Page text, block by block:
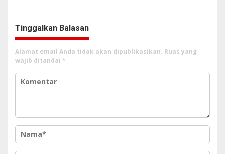
Tinggalkan Balasan
Alamat email Anda tidak akan dipublikasikan. Ruas yang
wajib ditandai *